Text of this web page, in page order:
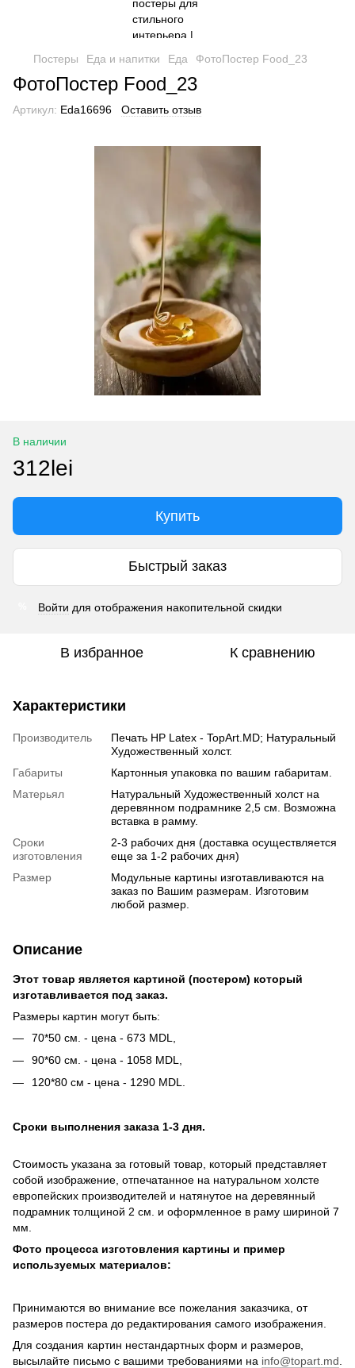
Постеры Еда и напитки Еда ФотоПостер Food_23
ФотоПостер Food_23
Артикул: Eda16696 Оставить отзыв
В наличии
312lei
Купить
Быстрый заказ
Войти для отображения накопительной скидки
В избранное К сравнению
Характеристики
Производитель
Печать HP Latex - TopArt.MD; Натуральный
Художественный холст.
Габариты
Картонныя упаковка по вашим габаритам.
Матерьял
Натуральный Художественный холст на
деревянном подрамнике 2,5 см. Возможна
вставка в рамму.
Сроки
изготовления
2-3 рабочих дня (доставка осуществляется
еще за 1-2 рабочих дня)
Размер
Модульные картины изготавливаются на
заказ по Вашим размерам. Изготовим
любой размер.
Описание
Этот товар является картиной (постером) который
изготавливается под заказ.
Размеры картин могут быть:
70*50 см. - цена - 673 MDL,
90*60 см. - цена - 1058 MDL,
120*80 см - цена - 1290 MDL.
Сроки выполнения заказа 1-3 дня.
Стоимость указана за готовый товар, который представляет
собой изображение, отпечатанное на натуральном холсте
европейских производителей и натянутое на деревянный
подрамник толщиной 2 см. и оформленное в раму шириной 7
мм.
Фото процесса изготовления картины и пример
используемых материалов:
Принимаются во внимание все пожелания заказчика, от
размеров постера до редактирования самого изображения.
Для создания картин нестандартных форм и размеров,
высылайте письмо c вашими требованиями на info@topart.md